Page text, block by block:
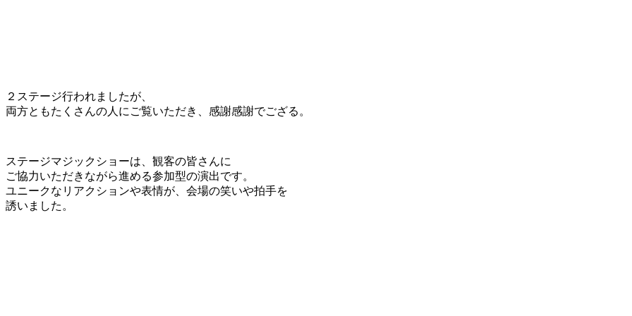
２ステージ行われましたが、
両方ともたくさんの人にご覧いただき、感謝感謝でござる。
ステージマジックショーは、観客の皆さんに
ご協力いただきながら進める参加型の演出です。
ユニークなリアクションや表情が、会場の笑いや拍手を
誘いました。